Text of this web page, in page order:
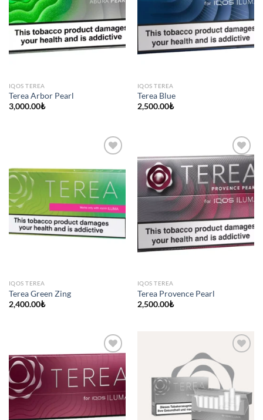
IQOS TEREA
Terea Arbor Pearl
3,000.00₺
IQOS TEREA
Terea Blue
2,500.00₺
IQOS TEREA
Terea Green Zing
2,400.00₺
IQOS TEREA
Terea Provence Pearl
2,500.00₺